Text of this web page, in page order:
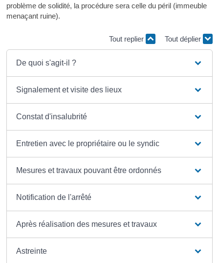
problème de solidité, la procédure sera celle du péril (immeuble
menaçant ruine).
Tout replier Tout déplier
De quoi s'agit-il ?
Signalement et visite des lieux
Constat d'insalubrité
Entretien avec le propriétaire ou le syndic
Mesures et travaux pouvant être ordonnés
Notification de l'arrêté
Après réalisation des mesures et travaux
Astreinte